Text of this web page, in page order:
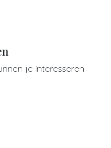
je interesseren